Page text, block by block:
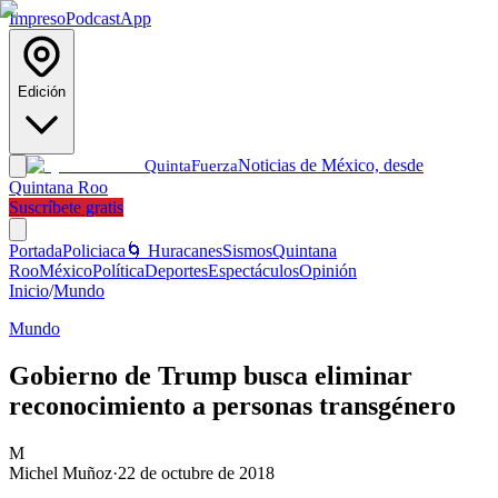
ImpresoPodcastApp
Edición
QuintaFuerzaNoticias de México, desde
Quintana Roo
Suscríbete gratis
PortadaPoliciaca 🌀 HuracanesSismosQuintana
RooMéxicoPolíticaDeportesEspectáculosOpinión
Inicio/Mundo
Mundo
Gobierno de Trump busca eliminar
reconocimiento a personas transgénero
M
Michel Muñoz·22 de octubre de 2018